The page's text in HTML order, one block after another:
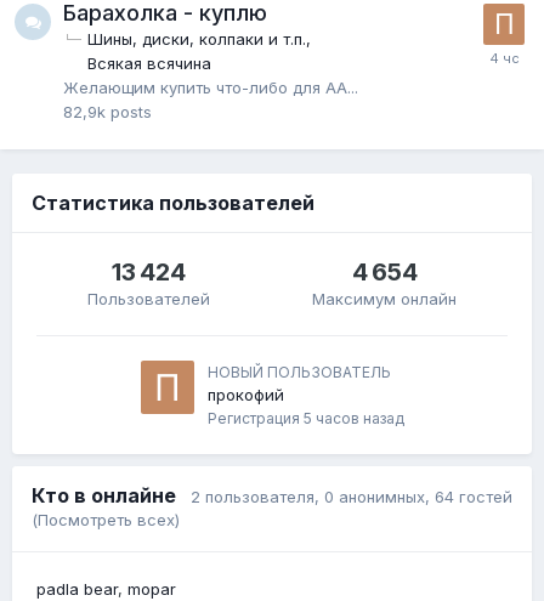
Барахолка - куплю
Шины, диски, колпаки и т.п.
Всякая всячина
Желающим купить что-либо для АА...
82,9k posts
Статистика пользователей
13 424
Пользователей
4 654
Максимум онлайн
НОВЫЙ ПОЛЬЗОВАТЕЛЬ
прокофий
Регистрация 5 часов назад
Кто в онлайне 2 пользователя, 0 анонимных, 64 гостей
(Посмотреть всех)
padla bear mopar